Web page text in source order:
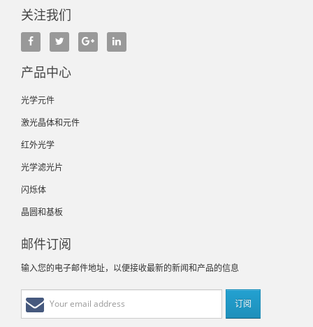
关注我们
产品中心
光学元件
激光晶体和元件
红外光学
光学滤光片
闪烁体
晶圆和基板
邮件订阅
输入您的电子邮件地址，以便接收最新的新闻和产品的信息